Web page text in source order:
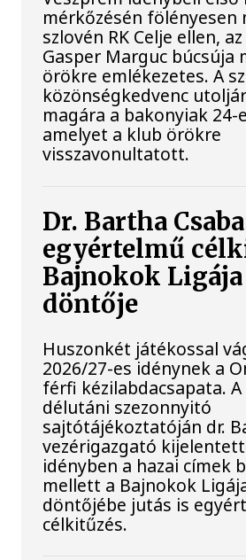
mérkőzésén fölényesen
szlovén RK Celje ellen,
Gasper Marguc búcsúja
örökre emlékezetes. A
közönségkedvenc
magára a bakonyiak 24-
amelyet a klub örökre
visszavonultatott.
Dr. Bartha
egyértelmű
Bajnokok
döntője
Huszonkét játékossal
2026/27-es idénynek a
férfi kézilabdacsapata.
délutáni szezonnyitó
sajtótájékoztatóján dr.
vezérigazgató
idényben a hazai címek
mellett a Bajnokok
döntőjébe jutás is
célkitűzés.